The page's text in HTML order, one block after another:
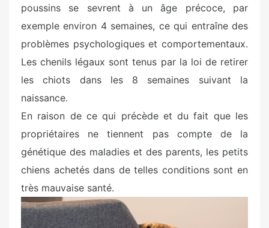
poussins se sevrent à un âge précoce, par
exemple environ 4 semaines, ce qui entraîne des
problèmes psychologiques et comportementaux.
Les chenils légaux sont tenus par la loi de retirer
les chiots dans les 8 semaines suivant la
naissance.
En raison de ce qui précède et du fait que les
propriétaires ne tiennent pas compte de la
génétique des maladies et des parents, les petits
chiens achetés dans de telles conditions sont en
très mauvaise santé.